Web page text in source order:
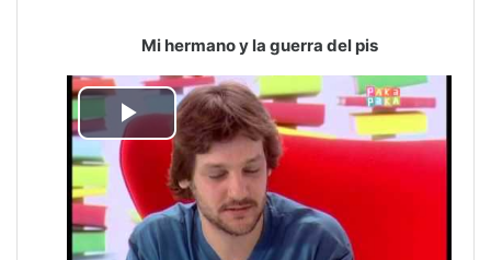
Mi hermano y la guerra del pis
Reproducir
Vídeo